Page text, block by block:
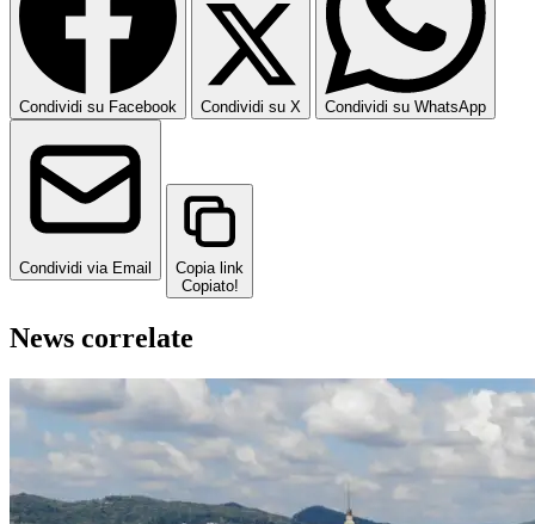
Condividi su Facebook Condividi su X Condividi su WhatsApp
Condividi via Email
Copia link
Copiato!
News correlate